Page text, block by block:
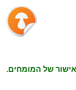
של המומחים.